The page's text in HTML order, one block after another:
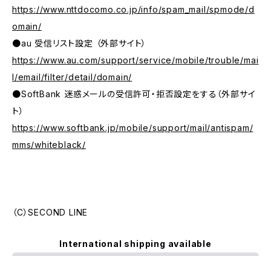
https://www.nttdocomo.co.jp/info/spam_mail/spmode/d
omain/
●au 受信リスト設定 （外部サイト）
https://www.au.com/support/service/mobile/trouble/mai
l/email/filter/detail/domain/
●SoftBank 迷惑メールの受信許可・拒否設定をする（外部サイ
ト）
https://www.softbank.jp/mobile/support/mail/antispam/
mms/whiteblack/
（C）SECOND LINE
International shipping available